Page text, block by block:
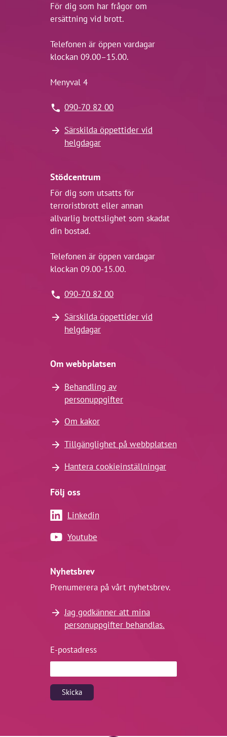
För dig som har frågor om
ersättning vid brott.
Telefonen är öppen vardagar
klockan 09.00–15.00.
Menyval 4
090-70 82 00
Särskilda öppettider vid
helgdagar
Stödcentrum
För dig som utsatts för
terroristbrott eller annan
allvarlig brottslighet som skadat
din bostad.
Telefonen är öppen vardagar
klockan 09.00-15.00.
090-70 82 00
Särskilda öppettider vid
helgdagar
Om webbplatsen
Behandling av
personuppgifter
Om kakor
Tillgänglighet på webbplatsen
Hantera cookieinställningar
Följ oss
Linkedin
Youtube
Nyhetsbrev
Prenumerera på vårt nyhetsbrev.
Jag godkänner att mina
personuppgifter behandlas.
E-postadress
Skicka